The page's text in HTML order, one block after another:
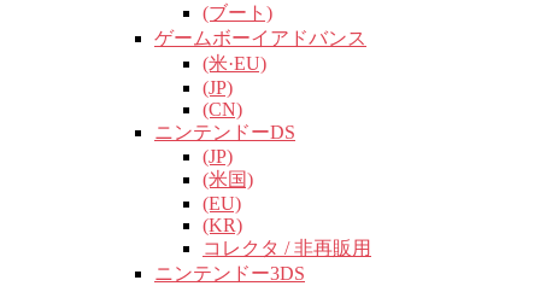
(ブート)
ゲームボーイアドバンス
(米·EU)
(JP)
(CN)
ニンテンドーDS
(JP)
(米国)
(EU)
(KR)
コレクタ / 非再販用
ニンテンドー3DS